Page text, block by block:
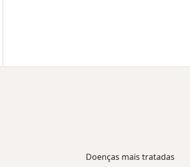
Doenças mais tratadas